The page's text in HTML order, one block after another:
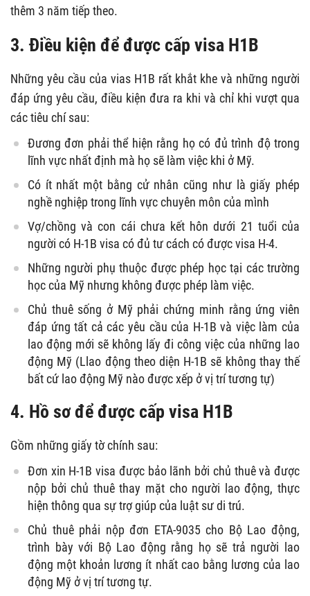
thêm 3 năm tiếp theo.
3. Điều kiện để được cấp visa H1B
Những yêu cầu của vias H1B rất khắt khe và những người
đáp ứng yêu cầu, điều kiện đưa ra khi và chỉ khi vượt qua
các tiêu chí sau:
Đương đơn phải thể hiện rằng họ có đủ trình độ trong
lĩnh vực nhất định mà họ sẽ làm việc khi ở Mỹ.
Có ít nhất một bằng cử nhân cũng như là giấy phép
nghề nghiệp trong lĩnh vực chuyên môn của mình
Vợ/chồng và con cái chưa kết hôn dưới 21 tuổi của
người có H-1B visa có đủ tư cách có được visa H-4.
Những người phụ thuộc được phép học tại các trường
học của Mỹ nhưng không được phép làm việc.
Chủ thuê sống ở Mỹ phải chứng minh rằng ứng viên
đáp ứng tất cả các yêu cầu của H-1B và việc làm của
lao động mới sẽ không lấy đi công việc của những lao
động Mỹ (Llao động theo diện H-1B sẽ không thay thế
bất cứ lao động Mỹ nào được xếp ở vị trí tương tự)
4. Hồ sơ để được cấp visa H1B
Gồm những giấy tờ chính sau:
Đơn xin H-1B visa được bảo lãnh bởi chủ thuê và được
nộp bởi chủ thuê thay mặt cho người lao động, thực
hiện thông qua sự trợ giúp của luật sư di trú.
Chủ thuê phải nộp đơn ETA-9035 cho Bộ Lao động,
trình bày với Bộ Lao động rằng họ sẽ trả người lao
động một khoản lương ít nhất cao bằng lương của lao
động Mỹ ở vị trí tương tự.